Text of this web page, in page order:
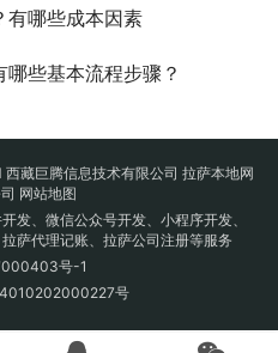
有哪些成本因素
些基本流程步骤？
藏巨腾信息技术有限公司 拉萨本地网
网站地图
发、微信公众号开发、小程序开发、
萨代理记账、拉萨公司注册等服务
号-1
号